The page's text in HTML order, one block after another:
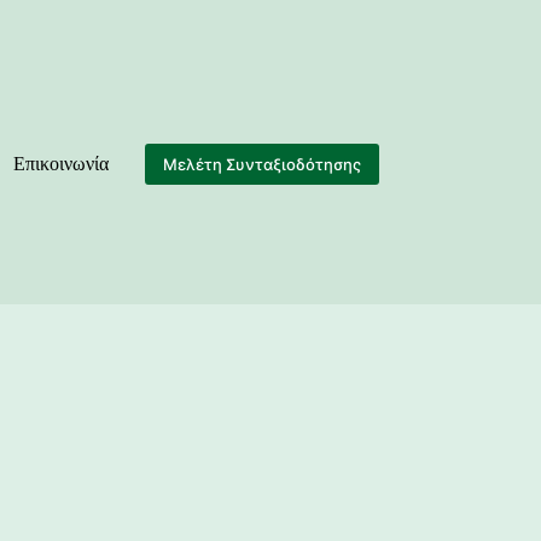
Επικοινωνία Μελέτη Συνταξιοδότησης